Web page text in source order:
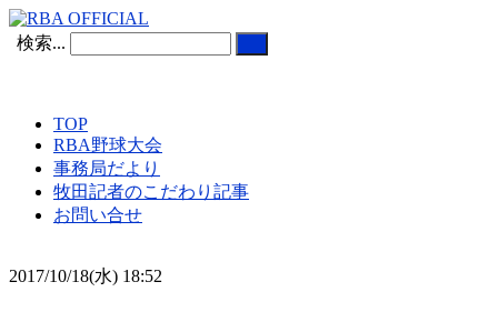
検索...
TOP
RBA野球大会
事務局だより
牧田記者のこだわり記事
お問い合せ
2017/10/18(水) 18:52